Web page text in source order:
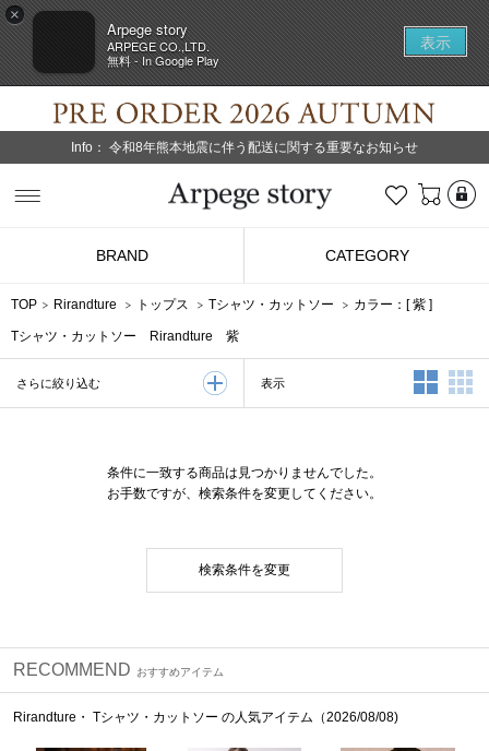
×
Arpege story
ARPEGE CO.,LTD.
無料 - In Google Play
表示
Info： 令和8年熊本地震に伴う配送に関する重要なお知らせ
お気に入り
BRAND CATEGORY
TOP Rirandture トップス Tシャツ・カットソー カラー：[紫 ]
Tシャツ・カットソー Rirandture 紫
さらに絞り込む 表示 2列表示
条件に一致する商品は見つかりませんでした。
お手数ですが、検索条件を変更してください。
検索条件を変更
RECOMMEND おすすめアイテム
Rirandture・ Tシャツ・カットソー の人気アイテム（2026/08/08)